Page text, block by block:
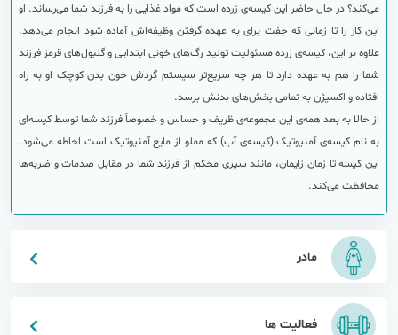
می‌کند؟ در حال حاضر این کیسه‌ی زرده است که مواد غذایی را به فرزند شما می‌رساند. او
این کار را تا زمانی که جفت برای به عهده گرفتن وظیفه‌اش آماده شود انجام می‌دهد.
علاوه بر این، کیسه‌ی زرده مسئولیت تولید رگ‌های خونی ابتدایی و گلبول‌های قرمز فرزند
شما را هم به عهده دارد تا هر چه سریع‌تر سیستم گردش خون بدن کوچک او به راه
افتاده و اکسیژن به تمامی بخش‌های بدنش برسد.
از حالا به بعد همه‌‌ی این مجموعه‌ی ظریف و حساس و خصوصاً فرزند شما توسط کیسه‌ای
به نام کیسه‌ی آمنیوتیک (کیسه‌ی آب) که مملو از مایع آمنیوتیک است احاطه می‌شود.
این کیسه تا زمان زایمان، مانند سپری محکم از فرزند شما در مقابل صدمات و ضربه‌ها
‌محافظت می‌کند.
مادر
فعالیت ها